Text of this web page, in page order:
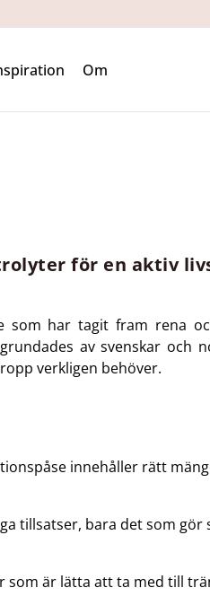
Om
för en aktiv
som har tagit fram rena
av svenskar
verkligen behöver.
innehåller rätt
tillsatser, bara det som gör
är lätta att ta med till